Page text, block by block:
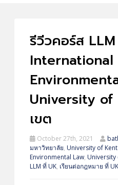
รีวีวคอร์ส LLM
International
University
เขต
October 27th, 2021
มหาวิทยาลัย, University of Kent
Environmental Law, University
LLM ที่ UK, เรียนต่อกฎหมาย ที่ UK